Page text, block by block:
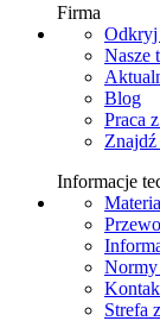
Firma
Nasze
Blog
Praca
Informacje
Normy
Strefa